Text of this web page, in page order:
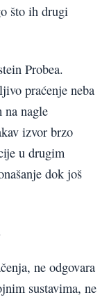
što ih drugi
Probea.
praćenje neba
na nagle
izvor brzo
u drugim
dok još
ne odgovara
sustavima, ne